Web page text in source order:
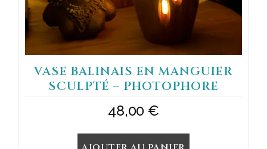
VASE BALINAIS EN MANGUIER
SCULPTÉ – PHOTOPHORE
48,00 €